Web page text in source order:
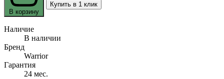
В корзину
Купить в 1 клик
Наличие
В наличии
Бренд
Warrior
Гарантия
24 мес.